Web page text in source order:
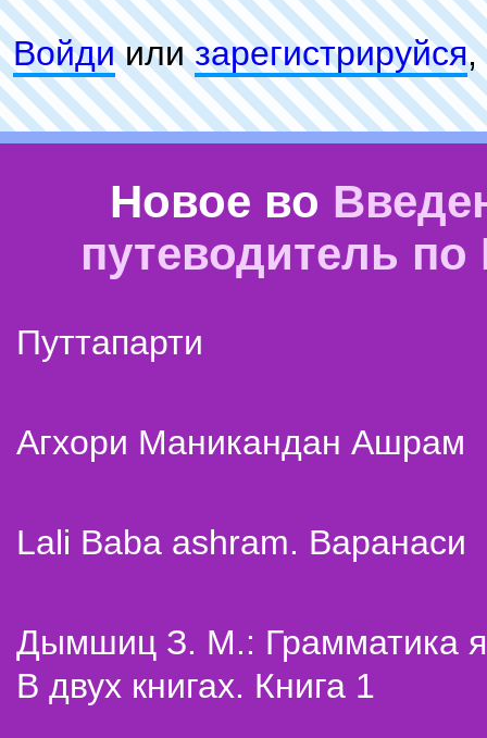
Войдиилизарeгиcтpируйся,
Новое во
путеводитель
Путтапарти
Агхори Маникандан Ашрам
Lali Baba ashram. Варанаси
Дымшиц З. М.: Грамматика
В двух книгах. Книга 1